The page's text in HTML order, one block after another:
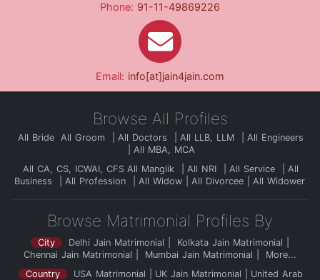
Phone: 91-11-49869226
Email: info[at]jain4jain.com
Browse All Profiles
All Bride All Groom All Doctors All LLB, LLM
All Engineers
All MBA, MCA
All CA, CS, ICWAI, CFS All Manglik All NRI All Service
All
Business
All Profession All Widow All Divorcee All Widower
Browse Matrimonial Profiles By
City Delhi Jain Matrimonial
Kolkata Jain Matrimonial
Chennai Jain Matrimonial
Mumbai Jain Matrimonial
More...
Country
USA Matrimonial UK Jain Matrimonial
United Arab